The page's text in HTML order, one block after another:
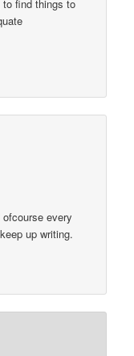
find things to
every
up writing.